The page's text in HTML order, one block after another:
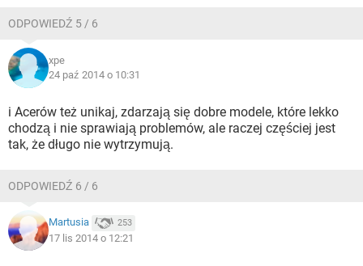
ODPOWIEDŹ 5 / 6
xpe
24 paź 2014 o 10:31
i Acerów też unikaj, zdarzają się dobre modele, które lekko
chodzą i nie sprawiają problemów, ale raczej częściej jest
tak, że długo nie wytrzymują.
ODPOWIEDŹ 6 / 6
Martusia 253
17 lis 2014 o 12:21